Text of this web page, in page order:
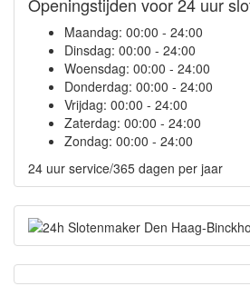
Openingstijden voor 24 uur
Maandag: 00:00 - 24:00
Dinsdag: 00:00 - 24:00
Woensdag: 00:00 - 24:00
Donderdag: 00:00 - 24:00
Vrijdag: 00:00 - 24:00
Zaterdag: 00:00 - 24:00
Zondag: 00:00 - 24:00
24 uur service/365 dagen per jaar